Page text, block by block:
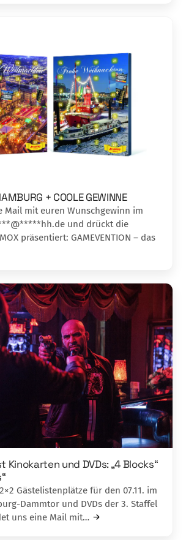
+ COOLE GEWINNE
Mail mit euren Wunschgewinn im
und drückt die
präsentiert: GAMEVENTION – das
Kinokarten und DVDs: „4 Blocks“
Gästelistenplätze für den 07.11. im
Dammtor und DVDs der 3. Staffel
uns eine Mail mit…